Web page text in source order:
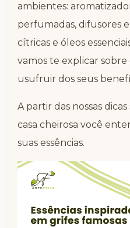
ambientes:
perfumadas, difusores
cítricas e óleos
vamos te explicar
usufruir dos seus
A partir das nossas
casa cheirosa você
suas essências.